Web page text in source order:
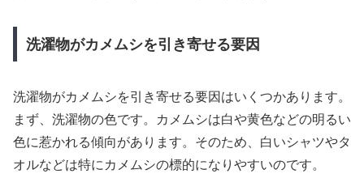
洗濯物がカメムシを引き寄せる要因
洗濯物がカメムシを引き寄せる要因はいくつかあります。
まず、洗濯物の色です。カメムシは白や黄色などの明るい
色に惹かれる傾向があります。そのため、白いシャツやタ
オルなどは特にカメムシの標的になりやすいのです。